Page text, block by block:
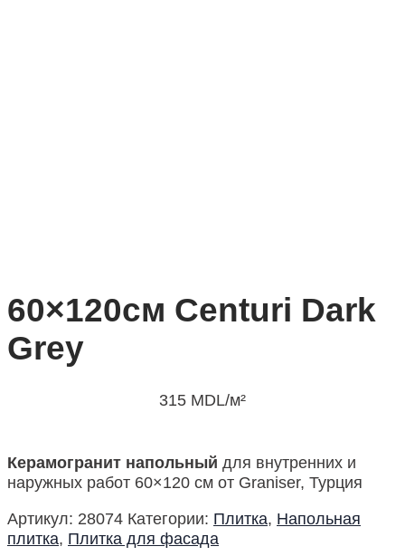
60×120см Centuri Dark
Grey
315 MDL/м²
Керамогранит напольный для внутренних и
наружных работ 60×120 см от Graniser, Турция
Артикул: 28074 Категории: Плитка, Напольная
плитка, Плитка для фасада